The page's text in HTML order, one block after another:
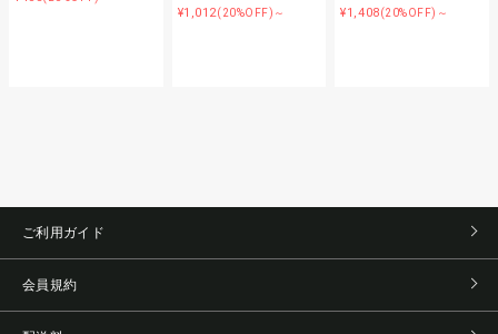
¥1,012(20%OFF)～ ¥1,408(20%OFF)～
ご利用ガイド
会員規約